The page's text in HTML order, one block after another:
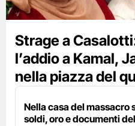
Strage a
l’addio a Kamal,
nella piazza del
Nella casa del massacro
soldi, oro e documenti